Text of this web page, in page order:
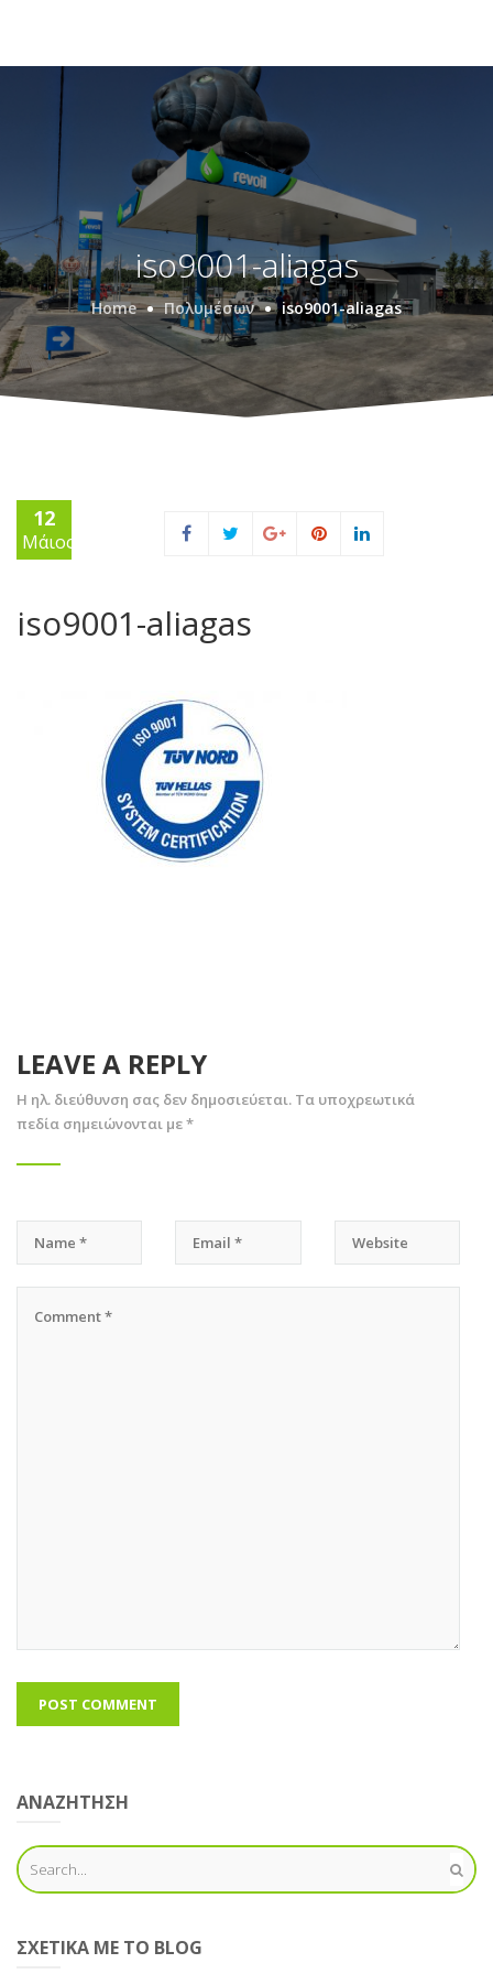
iso9001-aliagas
Home Πολυμέσων iso9001-aliagas
12
Μάιος
iso9001-aliagas
LEAVE A REPLY
Η ηλ. διεύθυνση σας δεν δημοσιεύεται. Τα υποχρεωτικά
πεδία σημειώνονται με*
ΑΝΑΖΗΤΗΣΗ
ΣΧΕΤΙΚΆ ΜΕ ΤΟ BLOG